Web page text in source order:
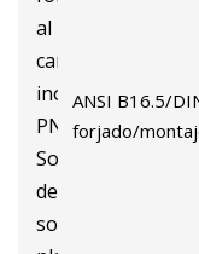
ANSI B16.5/
forjado/